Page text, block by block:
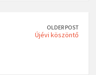
OLDER POST
Újévi köszöntő